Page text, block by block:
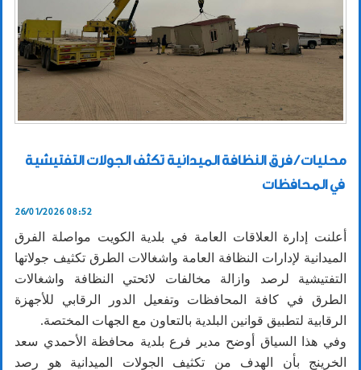
محليات / فرق النظافة الميدانية تكثف الجولات التفتيشية
26/01/2026 08:52
أعلنت إدارة العلاقات العامة في بلدية الكويت مواصلة الفرق
الميدانية لإدارات النظافة العامة واشغالات الطرق تكثيف جولاتها
التفتيشية لرصد وازالة مخالفات لائحتي النظافة واشغالات
الطرق في كافة المحافظات وتفعيل الدور الرقابي للأجهزة
الرقابية لتطبيق قوانين البلدية بالتعاون مع الجهات المختصة.
وفي هذا السياق أوضح مدير فرع بلدية محافظة الأحمدي سعد
الخرينج بأن الهدف من تكثيف الجولات الميدانية هو رصد